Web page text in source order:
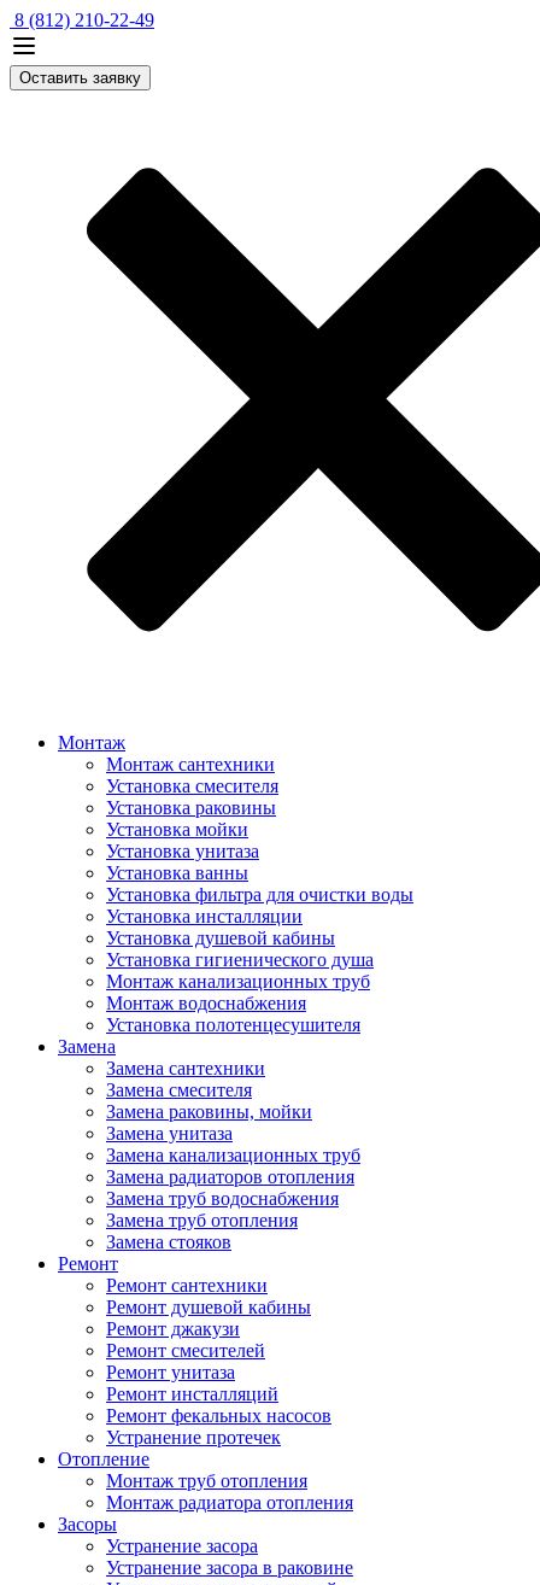
8 (812) 210-22-49
Оставить заявку
Монтаж
Монтаж сантехники
Установка смесителя
Установка раковины
Установка мойки
Установка унитаза
Установка ванны
Установка фильтра для очистки воды
Установка инсталляции
Установка душевой кабины
Установка гигиенического душа
Монтаж канализационных труб
Монтаж водоснабжения
Установка полотенцесушителя
Замена
Замена сантехники
Замена смесителя
Замена раковины, мойки
Замена унитаза
Замена канализационных труб
Замена радиаторов отопления
Замена труб водоснабжения
Замена труб отопления
Замена стояков
Ремонт
Ремонт сантехники
Ремонт душевой кабины
Ремонт джакузи
Ремонт смесителей
Ремонт унитаза
Ремонт инсталляций
Ремонт фекальных насосов
Устранение протечек
Отопление
Монтаж труб отопления
Монтаж радиатора отопления
Засоры
Устранение засора
Устранение засора в раковине